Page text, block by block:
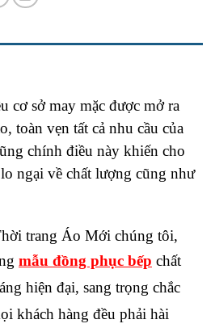
cơ sở may mặc được mở ra
toàn vẹn tất cả nhu cầu của
chính điều này khiến cho
ngại về chất lượng cũng như
trang Áo Mới chúng tôi,
mẫu đồng phục bếp chất
hiện đại, sang trọng chắc
khách hàng đều phải hài